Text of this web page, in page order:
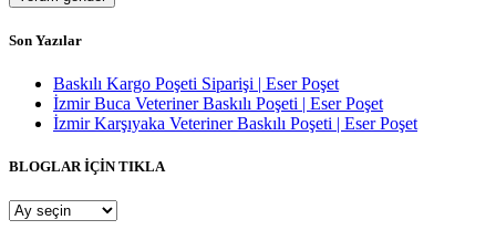
Son Yazılar
Baskılı Kargo Poşeti Siparişi | Eser Poşet
İzmir Buca Veteriner Baskılı Poşeti | Eser Poşet
İzmir Karşıyaka Veteriner Baskılı Poşeti | Eser Poşet
BLOGLAR İÇİN TIKLA
BLOGLAR